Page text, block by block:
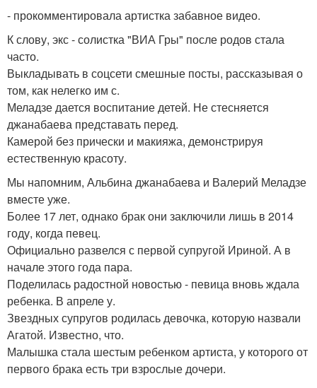
- прокомментировала артистка забавное видео.
К слову, экс - солистка "ВИА Гры" после родов стала
часто.
Выкладывать в соцсети смешные посты, рассказывая о
том, как нелегко им с.
Меладзе дается воспитание детей. Не стесняется
джанабаева представать перед.
Камерой без прически и макияжа, демонстрируя
естественную красоту.
Мы напомним, Альбина джанабаева и Валерий Меладзе
вместе уже.
Более 17 лет, однако брак они заключили лишь в 2014
году, когда певец.
Официально развелся с первой супругой Ириной. А в
начале этого года пара.
Поделилась радостной новостью - певица вновь ждала
ребенка. В апреле у.
Звездных супругов родилась девочка, которую назвали
Агатой. Известно, что.
Малышка стала шестым ребенком артиста, у которого от
первого брака есть три взрослые дочери.